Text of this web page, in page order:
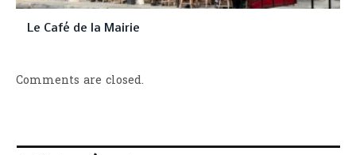
Le Café de la Mairie
Comments are closed.